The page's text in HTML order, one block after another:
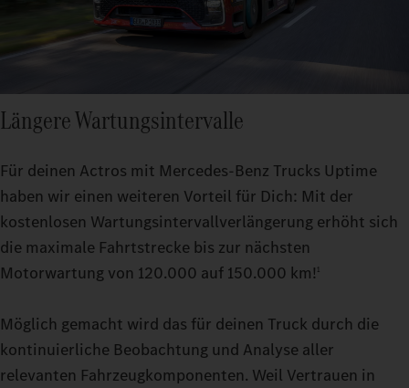
Längere Wartungsintervalle
Für deinen Actros mit Mercedes‑Benz Trucks Uptime
haben wir einen weiteren Vorteil für Dich: Mit der
kostenlosen Wartungsintervallverlängerung erhöht sich
die maximale Fahrtstrecke bis zur nächsten
Motorwartung von 120.000 auf 150.000 km! 1
Möglich gemacht wird das für deinen Truck durch die
kontinuierliche Beobachtung und Analyse aller
relevanten Fahrzeugkomponenten. Weil Vertrauen in